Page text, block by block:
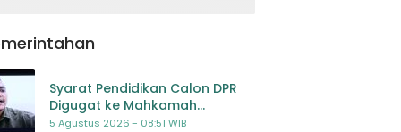
Syarat Pendidikan Calon DPR
Digugat ke Mahkamah
Konstitusi
5 Agustus 2026 - 08:51 WIB